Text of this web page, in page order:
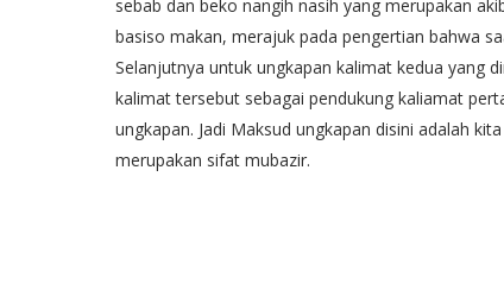
sebab dan beko nangih nasih yang merupakan
basiso makan, merajuk pada pengertian bahwa
Selanjutnya untuk ungkapan kalimat kedua yang
kalimat tersebut sebagai pendukung kaliamat
ungkapan. Jadi Maksud ungkapan disini adalah
merupakan sifat mubazir.